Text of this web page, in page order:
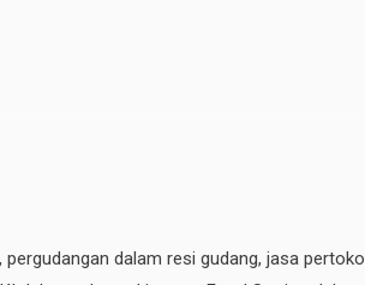
dalam resi gudang, jasa